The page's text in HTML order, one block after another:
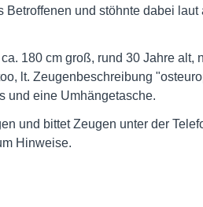
und stöhnte dabei laut
180 cm groß, rund 30 Jahre alt,
lt. Zeugenbeschreibung
und eine Umhängetasche.
und bittet Zeugen unter der
Hinweise.